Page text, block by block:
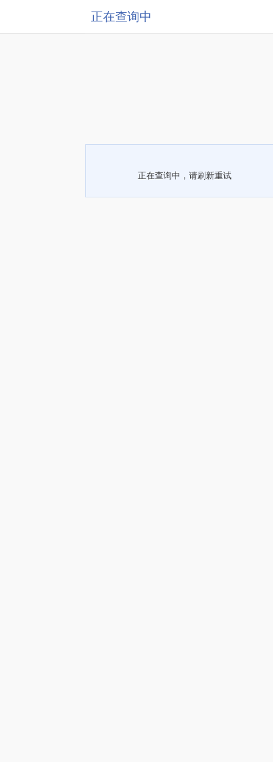
正在查询中
正在查询中，请刷新重试